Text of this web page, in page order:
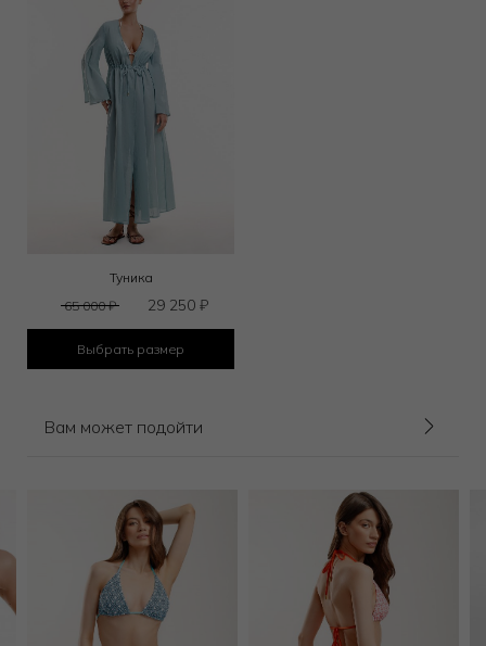
Туника
65 000₽ 29 250₽
Выбрать размер
Вам может подойти